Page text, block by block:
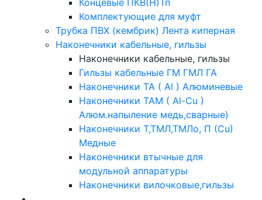
Комплектующие для муфт
Трубка ПВХ (кембрик) Лента киперная
Наконечники кабельные, гильзы
Наконечники кабельные, гильзы
Гильзы кабельные ГМ ГМЛ ГА
Наконечники ТА ( Al ) Алюминевые
Наконечники ТАМ ( Al-Cu )
Алюм.напыление медь,сварные)
Наконечники Т,ТМЛ,ТМЛо, П (Cu)
Медные
Наконечники втычные для
модульной аппаратуры
Наконечники вилочковые,гильзы